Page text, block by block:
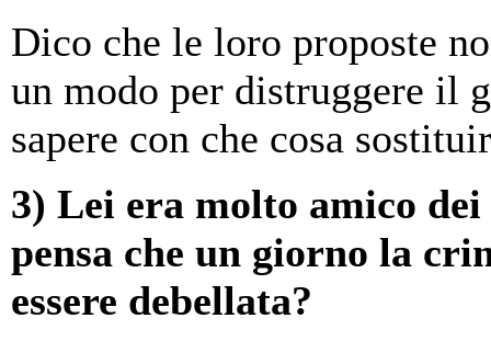
Dico che le loro proposte
un modo per distruggere il
sapere con che cosa
3) Lei era molto amico
pensa che un giorno la
essere debellata?